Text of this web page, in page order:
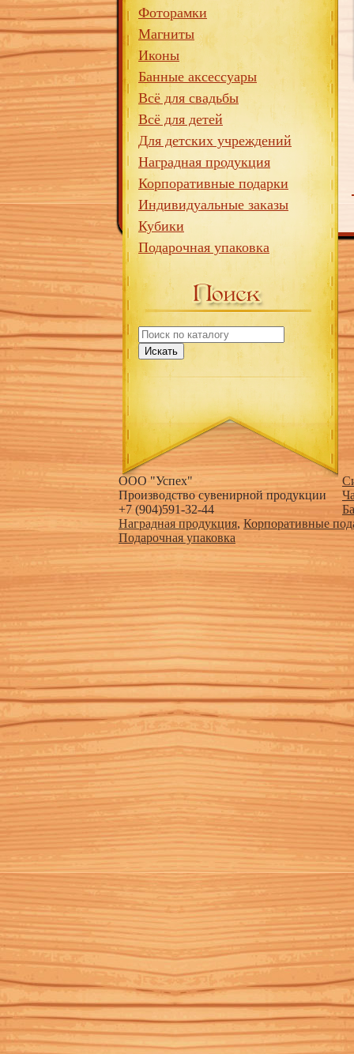
Фоторамки
Магниты
Иконы
Банные аксессуары
Всё для свадьбы
Всё для детей
Для детских учреждений
Наградная продукция
Корпоративные подарки
Индивидуальные заказы
Кубики
Подарочная упаковка
Искать
ООО "Успех"
Производство сувенирной продукции
+7 (904)591-32-44
Наградная продукция, Корпоративные
Подарочная упаковка